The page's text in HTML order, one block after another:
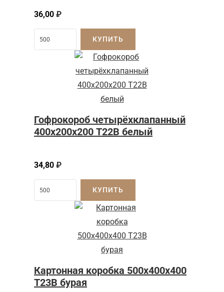
36,00 ₽
КУПИТЬ
Гофрокороб четырёхклапанный
400х200х200 Т22В белый
34,80 ₽
КУПИТЬ
Картонная коробка 500x400x400
Т23B бурая